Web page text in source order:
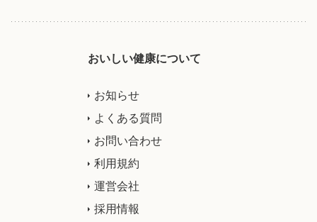
おいしい健康について
お知らせ
よくある質問
お問い合わせ
利用規約
運営会社
採用情報